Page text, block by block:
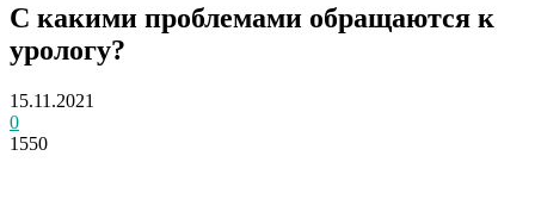
С какими проблемами обращаются к
урологу?
15.11.2021
0
1550